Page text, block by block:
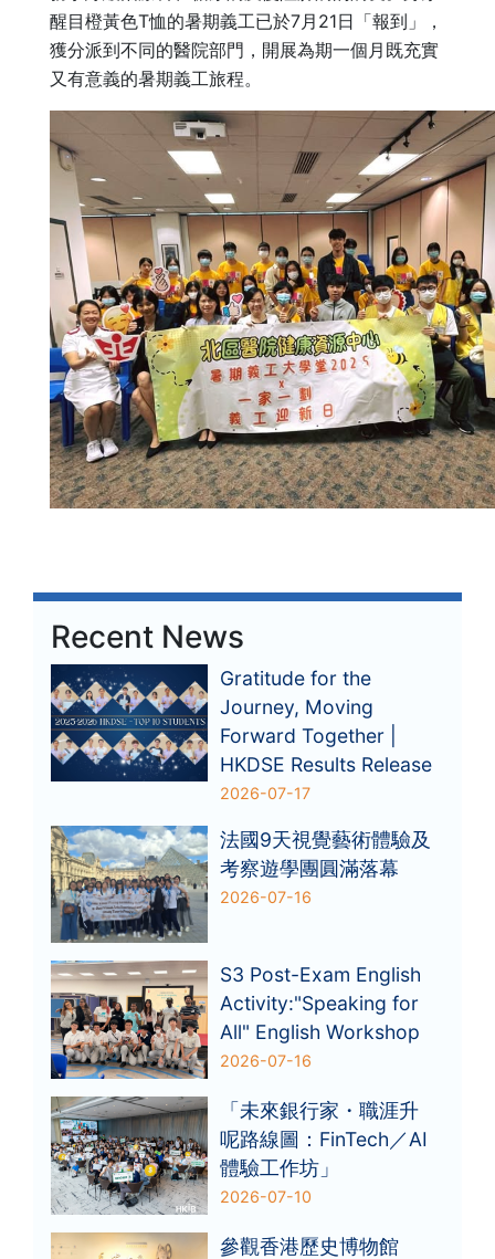
醒目橙黃色T恤的暑期義工已於7月21日「報到」，
獲分派到不同的醫院部門，開展為期一個月既充實
又有意義的暑期義工旅程。
Recent News
Gratitude for the
Journey, Moving
Forward Together |
HKDSE Results Release
2026-07-17
法國9天視覺藝術體驗及
考察遊學團圓滿落幕
2026-07-16
S3 Post-Exam English
Activity:"Speaking for
All" English Workshop
2026-07-16
「未來銀行家・職涯升
呢路線圖：FinTech／AI
體驗工作坊」
2026-07-10
參觀香港歷史博物館